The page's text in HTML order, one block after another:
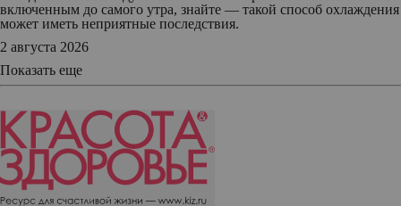
включенным до самого утра, знайте — такой способ охлаждения
может иметь неприятные последствия.
2 августа 2026
Показать еще